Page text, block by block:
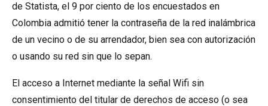
de Statista, el 9 por ciento de los encuestados en
Colombia admitió tener la contraseña de la red inalámbrica
de un vecino o de su arrendador, bien sea con autorización
o usando su red sin que lo sepan.
El acceso a Internet mediante la señal Wifi sin
consentimiento del titular de derechos de acceso (o sea